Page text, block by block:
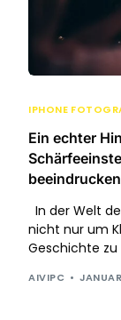
IPHONE
Ein echter
In der Welt
nicht nur um
Geschichte zu
AIVIPC